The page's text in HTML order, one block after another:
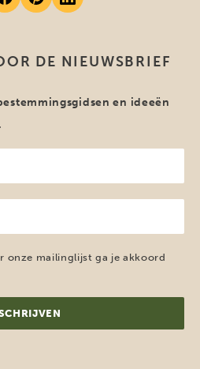
DE NIEUWSBRIEF
en ideeën
onze mailinglijst ga je akkoord